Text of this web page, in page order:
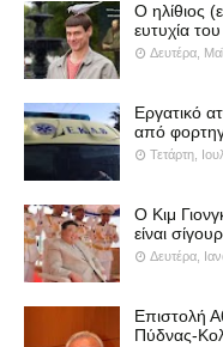
Ο ηλίθιος
ευτυχία του
Δευτέρα,
Εργατικό
από
Τετάρτη,
Ο Κιμ
είναι
Δευτέρα,
Επιστολή
Πύδνας-